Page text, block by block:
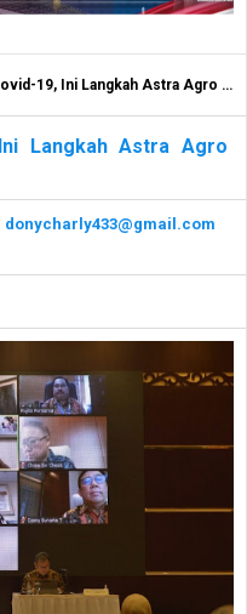
Langkah Astra Agro Menuju Kinerja Positif
Langkah Astra Agro
donycharly433@gmail.com